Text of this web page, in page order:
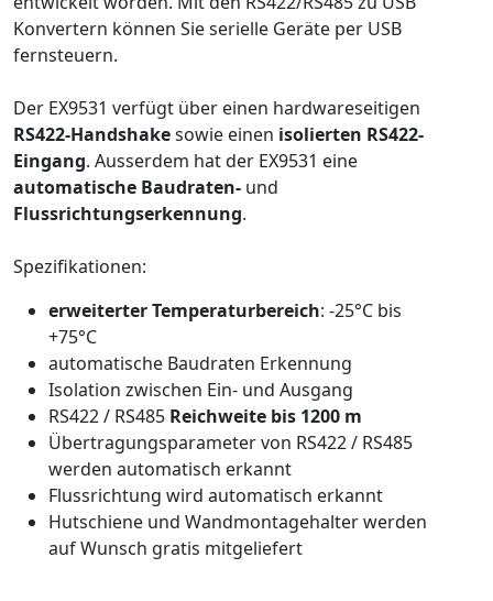
Konvertern können Sie serielle Geräte per USB
fernsteuern.
Der EX9531 verfügt über einen hardwareseitigen
RS422-Handshakesowie einen isolierten RS422-
Eingang. Ausserdem hat der EX9531 eine
automatische Baudraten- und
Flussrichtungserkennung.
Spezifikationen:
erweiterter Temperaturbereich: -25°C bis
+75°C
automatische Baudraten Erkennung
Isolation zwischen Ein- und Ausgang
RS422 / RS485 Reichweite bis 1200 m
Übertragungsparameter von RS422 / RS485
werden automatisch erkannt
Flussrichtung wird automatisch erkannt
Hutschiene und Wandmontagehalter werden
auf Wunsch gratis mitgeliefert